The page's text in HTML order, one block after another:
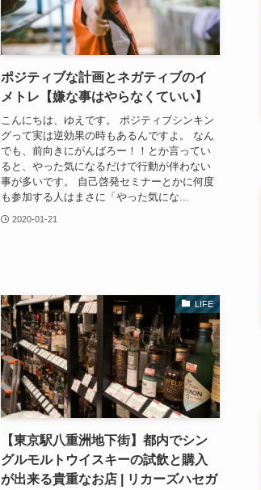
ポジティブな計画とネガティブのイ
メトレ【嫌な事はやらなくていい】
こんにちは、ゆえです。 ポジティブシンキン
グって実は逆効果の時もあるんですよ。 なん
でも、前向きにがんばろー！！とか言ってい
ると、やった気になるだけで行動が伴わない
事が多いです。 自己啓発セミナーとかに何度
も参加する人はまさに「やった気にな...
2020-01-21
LIFE
【東京駅八重洲地下街】都内でシン
グルモルトウイスキーの試飲と購入
が出来る貴重なお店 | リカーズハセガ